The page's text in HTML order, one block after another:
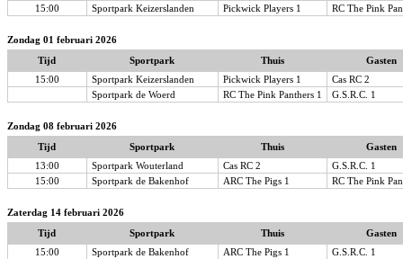
15:00
Sportpark Keizerslanden Pickwick Players 1 RC The Pink
Zondag 01 februari 2026
Tijd
Sportpark Thuis
Gasten
15:00
Sportpark Keizerslanden Pickwick Players 1
Cas RC 2
Sportpark de Woerd
RC The Pink Panthers 1 G.S.R.C. 1
Zondag 08 februari 2026
Tijd
Sportpark Thuis
Gasten
13:00
Sportpark Wouterland Cas RC 2
G.S.R.C. 1
15:00
Sportpark de Bakenhof ARC The Pigs 1 RC The Pink
Zaterdag 14 februari 2026
Tijd
Sportpark Thuis
Gasten
15:00
Sportpark de Bakenhof ARC The Pigs 1 G.S.R.C. 1